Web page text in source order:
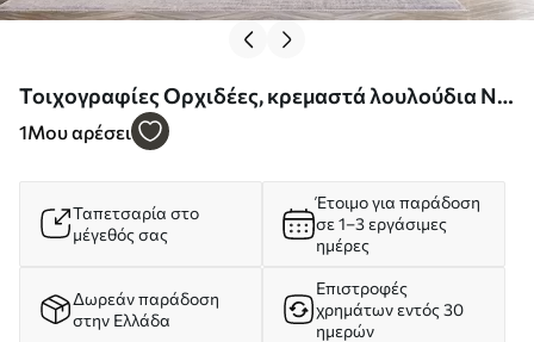
Τοιχογραφίες Ορχιδέες, κρεμαστά λουλούδια Nr.
w05619
1Μου αρέσει
Ταπετσαρία στο
μέγεθός σας
Έτοιμο για παράδοση
σε 1–3 εργάσιμες
ημέρες
Δωρεάν παράδοση
στην Ελλάδα
Επιστροφές
χρημάτων εντός 30
ημερών